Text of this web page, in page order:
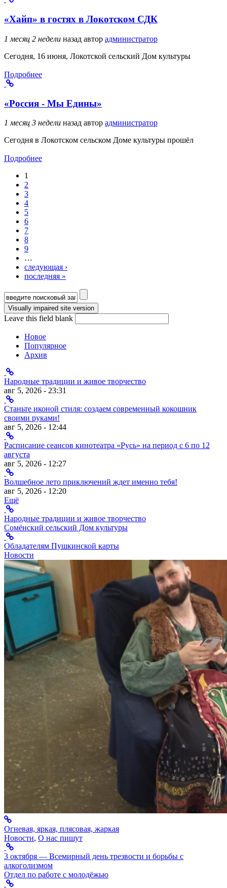
«Хайп» в гостях в Локотском СДК
1 месяц 2 недели назад автор администратор
Сегодня, 16 июня, Локотской сельский Дом культуры
Подробнее
«Россия - Мы Едины»
1 месяц 3 недели назад автор администратор
Сегодня в Локотском сельском Доме культуры прошёл
Подробнее
Страницы
1
2
3
4
5
6
7
8
9
…
следующая ›
последняя »
Форма поиска
Leave this field blank
Новое
Популярное
Архив
Народные традиции и живое творчество
авг 5, 2026 - 23:31
Станьте иконой стиля: создаем современный кокошник
своими руками!
авг 5, 2026 - 12:44
Расписание сеансов кинотеатра «Русь» на период с 6 по 12
августа
авг 5, 2026 - 12:27
Волшебное лето приключений ждет именно тебя!
авг 5, 2026 - 12:20
Ещё
Народные традиции и живое творчество
Сомёнский сельский Дом культуры
Обладателям Пушкинской карты
Новости
Огневая, яркая, плясовая, жаркая
Новости, О нас пишут
3 октября — Всемирный день трезвости и борьбы с
алкоголизмом
Отдел по работе с молодёжью